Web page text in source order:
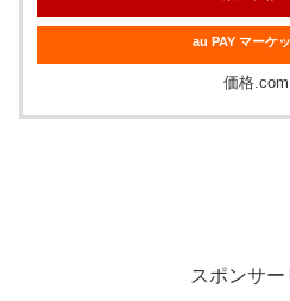
au PAY マーケ
価格.com
スポンサー